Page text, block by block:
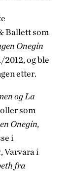
Ballett som
Onegin
og ble
etter.
og La
som
Onegin,
i
, Varvara i
fra